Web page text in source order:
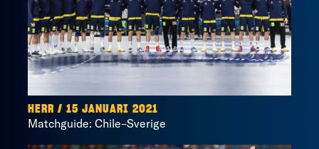
HERR / 15 JANUARI 2021
Matchguide: Chile–Sverige